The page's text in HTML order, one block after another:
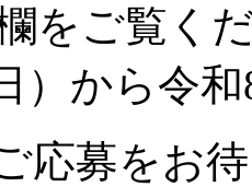
をご覧く
）から令
応募をお